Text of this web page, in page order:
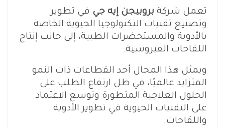
تعمل شركة بروبيجن إيه جي في تطوير
وتصنيع تقنيات التكنولوجيا الحيوية الخاصة
بالأدوية والمستحضرات الطبية، إلى جانب إنتاج
اللقاحات الفيروسية.
ويمثل هذا المجال أحد القطاعات ذات النمو
المتزايد عالميًا، في ظل ارتفاع الطلب على
الحلول العلاجية المتطورة وتوسع الاعتماد
على التقنيات الحيوية في تطوير الأدوية
واللقاحات.